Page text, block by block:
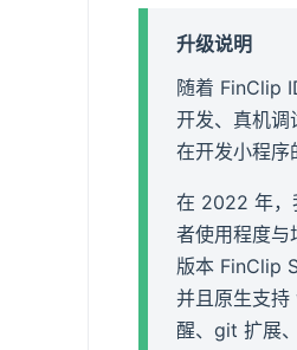
升级说明
随着 FinClip
开发、真机调
在开发小程序
在 2022 年，
者使用程度与
版本 FinClip
并且原生支
醒、git 扩展